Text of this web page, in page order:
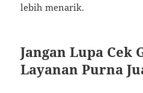
lebih menarik.
Jangan Lupa Cek
Layanan Purna